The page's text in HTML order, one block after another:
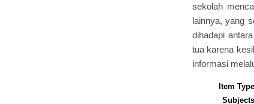
sekolah
lainnya, yang
dihadapi
tua karena
informasi
Item